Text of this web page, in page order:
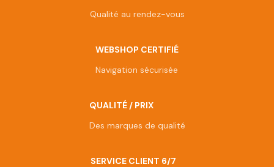
Qualité au rendez-vous
WEBSHOP CERTIFIÉ
Navigation sécurisée
QUALITÉ / PRIX
Des marques de qualité
SERVICE CLIENT 6/7